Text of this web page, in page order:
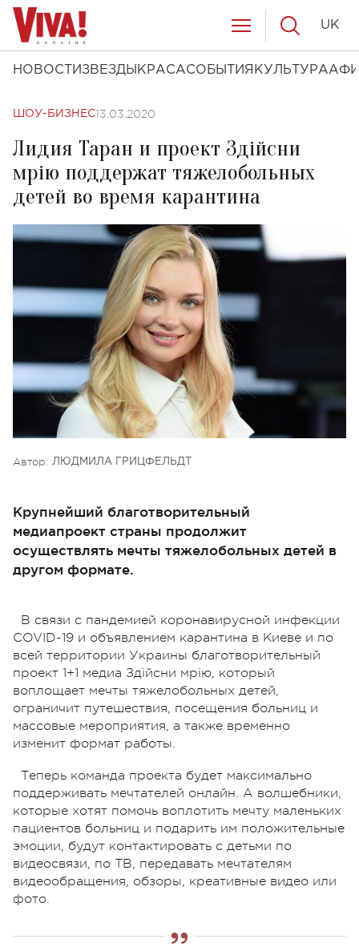
НОВОСТИ ЗВЕЗДЫ КРАСАСОБЫТИЯ КУЛЬТУРА
UK
ШОУ-БИЗНЕС13.03.2020
Лидия Таран и проект Здійсни
мрію поддержат тяжелобольных
детей во время карантина
Автор: ЛЮДМИЛА ГРИЦФЕЛЬДТ
Крупнейший благотворительный
медиапроект страны продолжит
осуществлять мечты тяжелобольных детей в
другом формате.
В связи с пандемией коронавирусной инфекции
COVID-19 и объявлением карантина в Киеве и по
всей территории Украины благотворительный
проект 1+1 медиа Здійсни мрію, который
воплощает мечты тяжелобольных детей,
ограничит путешествия, посещения больниц и
массовые мероприятия, а также временно
изменит формат работы.
Теперь команда проекта будет максимально
поддерживать мечтателей онлайн. А волшебники,
которые хотят помочь воплотить мечту маленьких
пациентов больниц и подарить им положительные
эмоции, будут контактировать с детьми по
видеосвязи, по ТВ, передавать мечтателям
видеообращения, обзоры, креативные видео или
фото.